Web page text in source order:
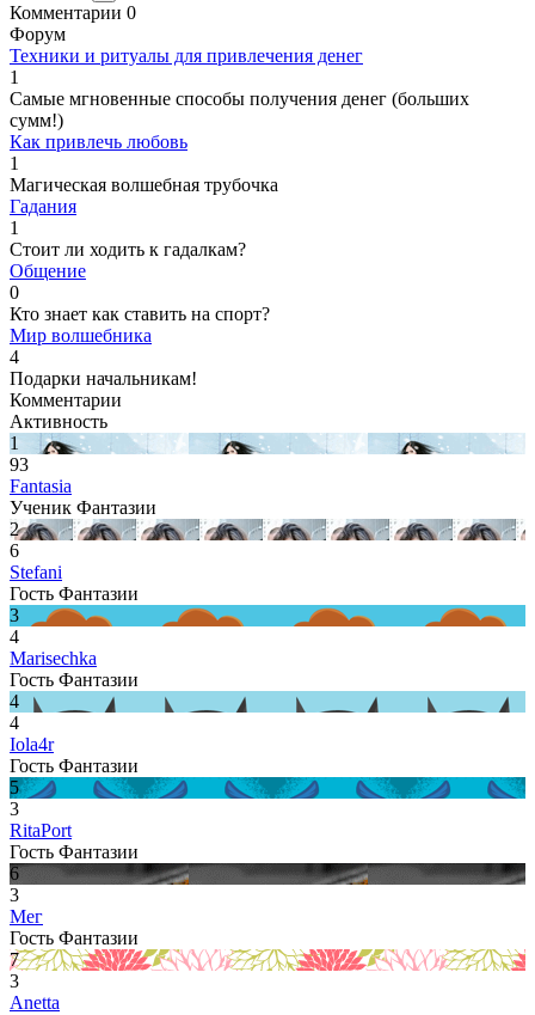
Комментарии 0
Форум
Техники и ритуалы для привлечения денег
1
Самые мгновенные способы получения денег (больших
сумм!)
Как привлечь любовь
1
Магическая волшебная трубочка
Гадания
1
Стоит ли ходить к гадалкам?
Общение
0
Кто знает как ставить на спорт?
Мир волшебника
4
Подарки начальникам!
Комментарии
Активность
1
93
Fantasia
Ученик Фантазии
2
6
Stefani
Гость Фантазии
3
4
Marisechka
Гость Фантазии
4
4
Iola4r
Гость Фантазии
5
3
RitaPort
Гость Фантазии
6
3
Мег
Гость Фантазии
7
3
Anetta